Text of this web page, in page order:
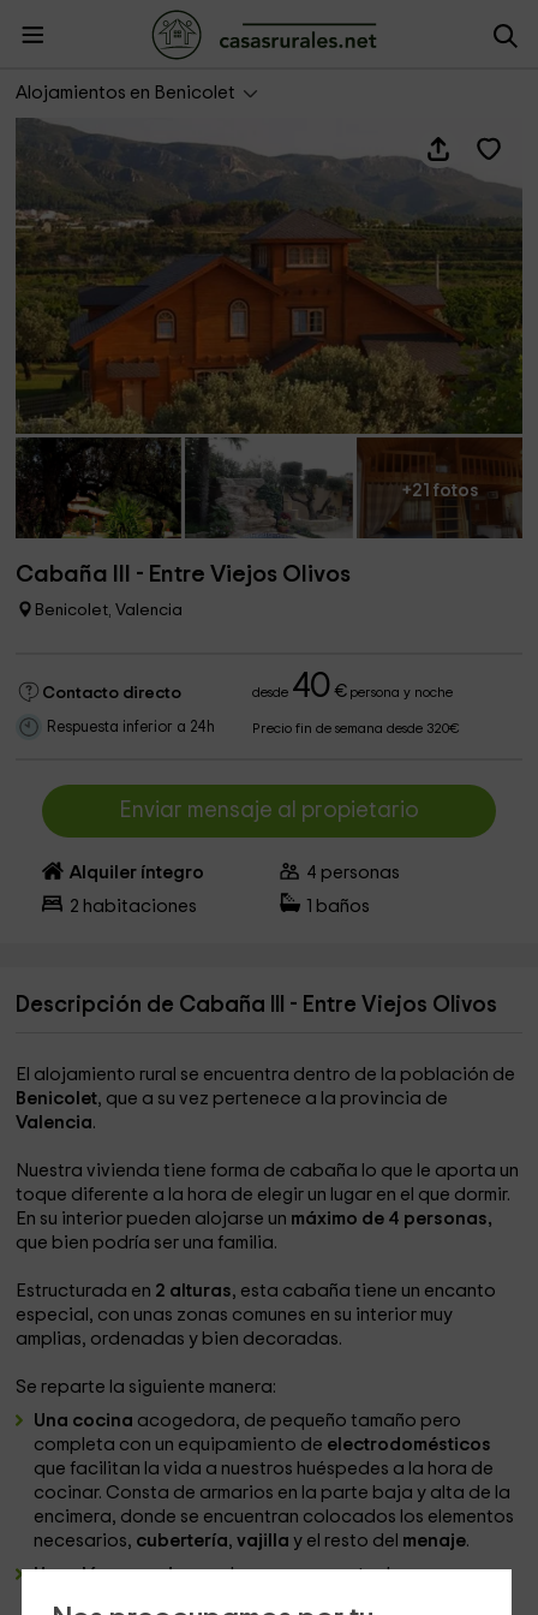
Alojamientos en Benicolet
Cabaña III - Entre Viejos Olivos
+21 fotos
Cabaña III - Entre Viejos Olivos
Benicolet, Valencia
Contacto directo desde 40 €persona y noche
Respuesta inferior a 24h Precio fin de semana desde 320€
Enviar mensaje al propietario
Alquiler íntegro 4 personas
2 habitaciones baños
Descripción de Cabaña III - Entre Viejos Olivos
El alojamiento rural se encuentra dentro de la población de
Benicolet, que a su vez pertenece a la provincia de
Valencia.
Nuestra vivienda tiene forma de cabaña lo que le aporta un
toque diferente a la hora de elegir un lugar en el que dormir.
En su interior pueden alojarse un máximo de 4 personas,
que bien podría ser una familia.
Estructurada en 2 alturas, esta cabaña tiene un encanto
especial, con unas zonas comunes en su interior muy
amplias, ordenadas y bien decoradas.
Se reparte la siguiente manera:
Una cocina acogedora, de pequeño tamaño pero
completa con un equipamiento de electrodomésticos
que facilitan la vida a nuestros huéspedes a la hora de
cocinar. Consta de armarios en la parte baja y alta de la
encimera, donde se encuentran colocados los elementos
necesarios, cubertería,vajilla y el resto del menaje.
Un salón comedoren el que se encuentra lamesa, en un